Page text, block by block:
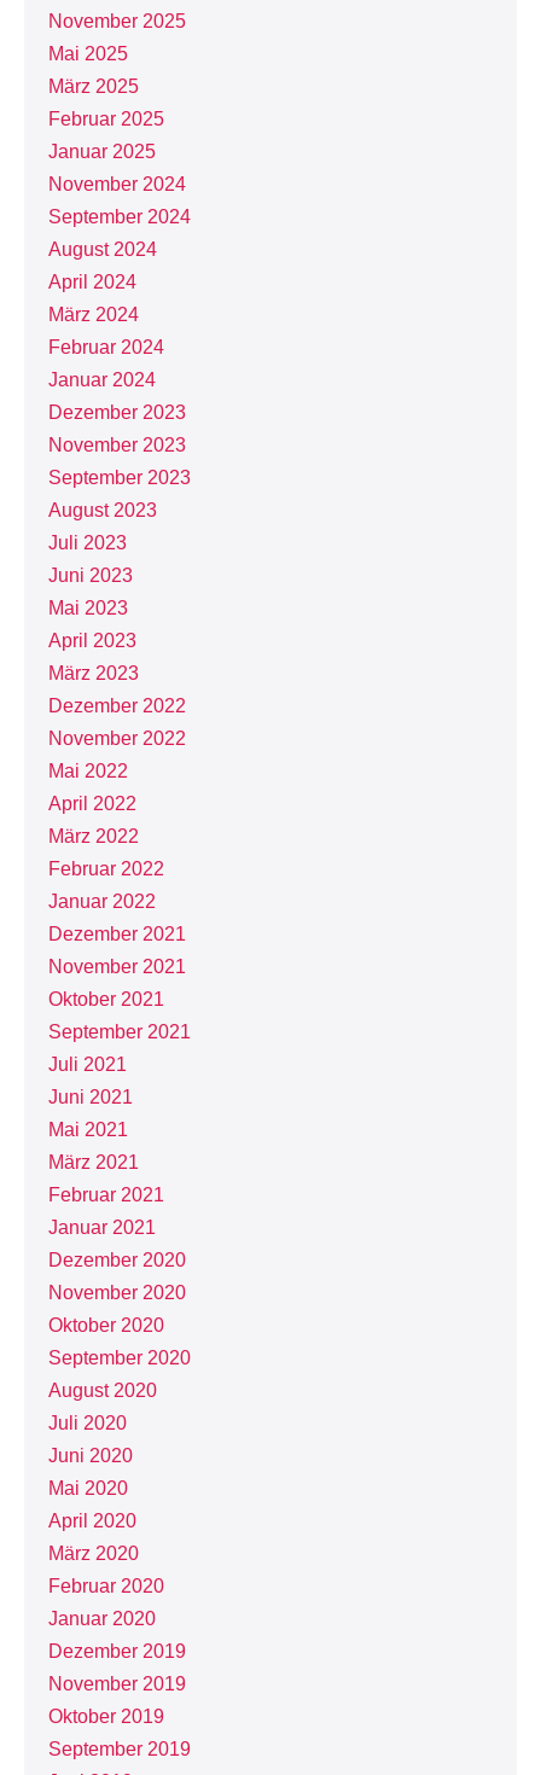
November 2025
Mai 2025
März 2025
Februar 2025
Januar 2025
November 2024
September 2024
August 2024
April 2024
März 2024
Februar 2024
Januar 2024
Dezember 2023
November 2023
September 2023
August 2023
Juli 2023
Juni 2023
Mai 2023
April 2023
März 2023
Dezember 2022
November 2022
Mai 2022
April 2022
März 2022
Februar 2022
Januar 2022
Dezember 2021
November 2021
Oktober 2021
September 2021
Juli 2021
Juni 2021
Mai 2021
März 2021
Februar 2021
Januar 2021
Dezember 2020
November 2020
Oktober 2020
September 2020
August 2020
Juli 2020
Juni 2020
Mai 2020
April 2020
März 2020
Februar 2020
Januar 2020
Dezember 2019
November 2019
Oktober 2019
September 2019